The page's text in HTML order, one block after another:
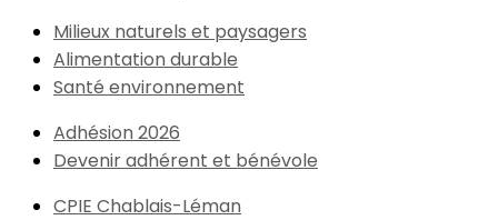
Milieux naturels et paysagers
Alimentation durable
Santé environnement
Adhésion 2026
Devenir adhérent et bénévole
CPIE Chablais-Léman